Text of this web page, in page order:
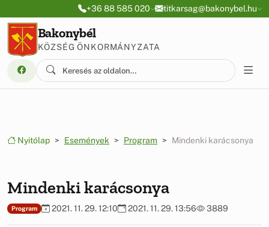
Ugrás a menüre
Ugrás a tartalomra+36 88 585 020 titkarsag@bakonybel.hu
Bakonybél
KÖZSÉG ÖNKORMÁNYZATA
Nyitólap Események Program Mindenki karácsonya
Mindenki karácsonya
Program 2021. 11. 29. 12:10 2021. 11. 29. 13:56 3889